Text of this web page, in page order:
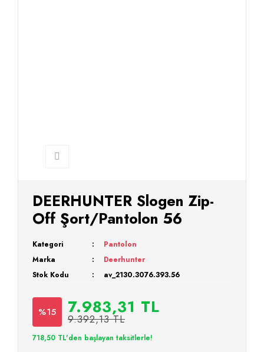
DEERHUNTER Slogen Zip-
Off Şort/Pantolon 56
Kategori
Pantolon
Marka
Deerhunter
Stok Kodu
av_2130.3076.393.56
%15 7.983,31 TL
9.392,13 TL
718,50 TL'den başlayan taksitlerle!